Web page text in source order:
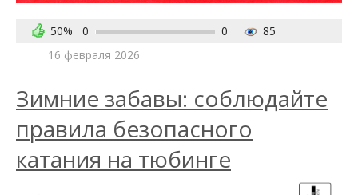
50% 0 0
85
16 февраля 2026
Зимние забавы: соблюдайте
правила безопасного
катания на тюбинге